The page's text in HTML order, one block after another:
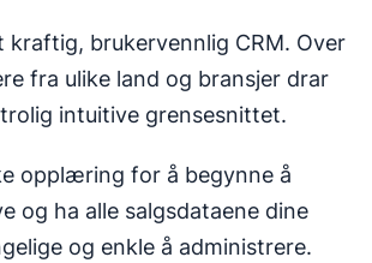
kraftig, brukervennlig CRM. Over
fra ulike land og bransjer drar
intuitive grensesnittet.
opplæring for å begynne å
og ha alle salgsdataene dine
og enkle å administrere.